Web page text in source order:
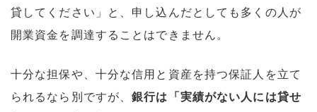
貸してください」と、申し込んだとしても多くの人が
開業資金を調達することはできません。
十分な担保や、十分な信用と資産を持つ保証人を立て
られるなら別ですが、銀行は「実績がない人には貸せ